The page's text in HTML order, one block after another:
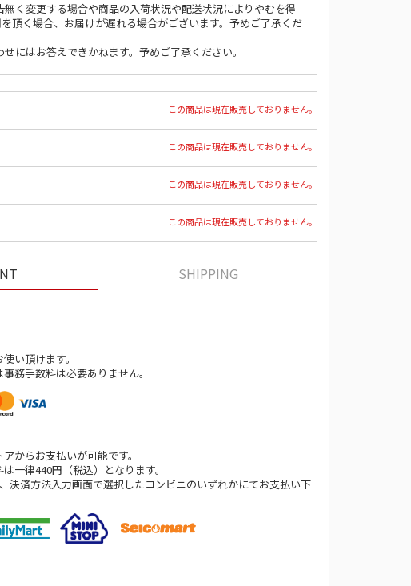
く変更する場合や商品の入荷状況や配送状況によりやむを得
頂く場合、お届けが遅れる場合がございます。予めご了承くだ
にはお答えできかねます。予めご了承ください。
この商品は現在販売しておりません。
この商品は現在販売しておりません。
この商品は現在販売しておりません。
この商品は現在販売しておりません。
SHIPPING
い頂けます。
務手数料は必要ありません。
からお支払いが可能です。
一律440円（税込）となります。
決済方法入力画面で選択したコンビニのいずれかにてお支払い下